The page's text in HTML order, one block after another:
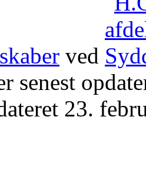
ved
senest
23.